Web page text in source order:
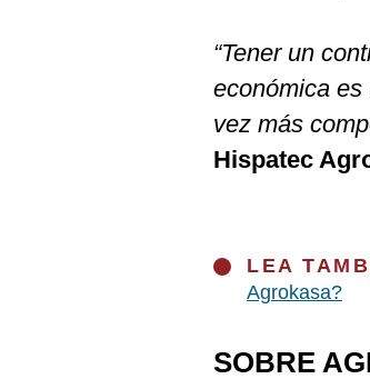
“Tener un
económica es
vez más
Hispatec
LEA
Agrokasa?
SOBRE